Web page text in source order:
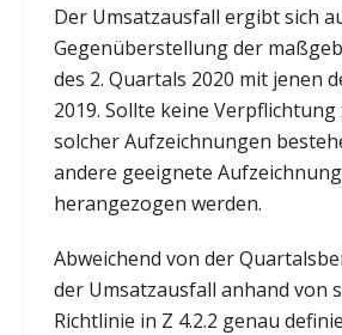
Der Umsatzausfall ergibt sich
Gegenüberstellung der
des 2. Quartals 2020 mit jenen
2019. Sollte keine
solcher Aufzeichnungen
andere geeignete
herangezogen werden.
Abweichend von der
der Umsatzausfall anhand von
Richtlinie in Z 4.2.2 genau